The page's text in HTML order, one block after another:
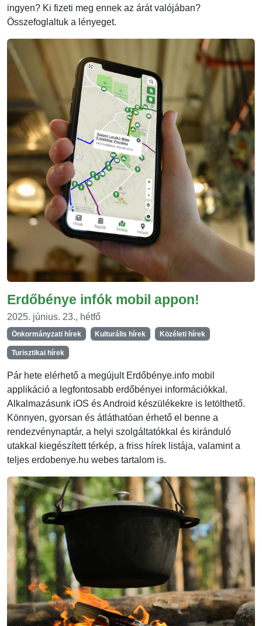
ingyen? Ki fizeti meg ennek az árát valójában?
Összefoglaltuk a lényeget.
Erdőbénye infók mobil appon!
2025. június. 23., hétfő
Önkormányzati hírek Kulturális hírek Közéleti hírek
Turisztikai hírek
Pár hete elérhető a megújult Erdőbénye.info mobil
applikáció a legfontosabb erdőbényei információkkal.
Alkalmazásunk iOS és Android készülékekre is letölthető.
Könnyen, gyorsan és átláthatóan érhető el benne a
rendezvénynaptár, a helyi szolgáltatókkal és kiránduló
utakkal kiegészített térkép, a friss hírek listája, valamint a
teljes erdobenye.hu webes tartalom is.